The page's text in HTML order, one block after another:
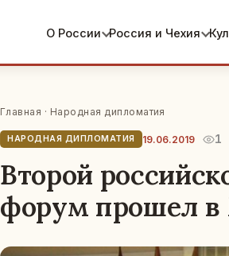
О России Россия и Чехия
Главная · Народная дипломатия
НАРОДНАЯ ДИПЛОМАТИЯ 19.06.2019 1
Второй
форум прошел